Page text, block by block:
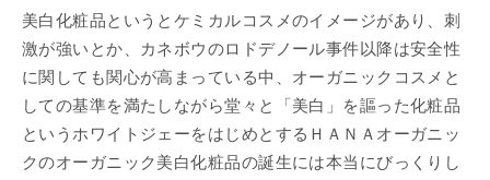
美白化粧品というとケミカルコスメのイメージがあり、刺
激が強いとか、カネボウのロドデノール事件以降は安全性
に関しても関心が高まっている中、オーガニックコスメと
しての基準を満たしながら堂々と「美白」を謳った化粧品
というホワイトジェーをはじめとするＨＡＮＡオーガニッ
クのオーガニック美白化粧品の誕生には本当にびっくりし